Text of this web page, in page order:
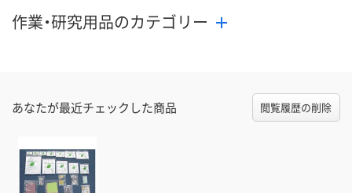
作業・研究用品のカテゴリー
あなたが最近チェックした商品 閲覧履歴の削除